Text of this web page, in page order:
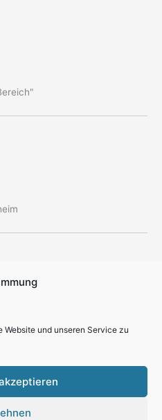
Website und unseren Service zu